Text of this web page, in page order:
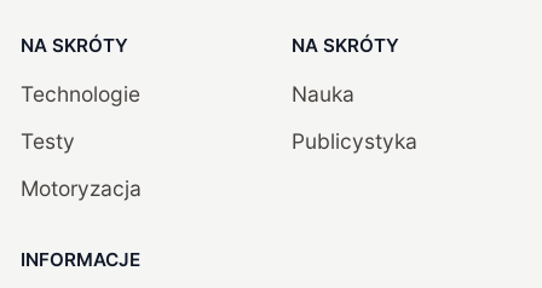
NA SKRÓTY
Technologie
Testy
Motoryzacja
NA SKRÓTY
Nauka
Publicystyka
INFORMACJE